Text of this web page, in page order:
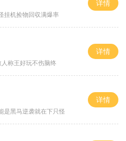
挂机捡物回収满爆率
详情
称王好玩不伤脑终
详情
是黑马逆袭就在下只怪
详情